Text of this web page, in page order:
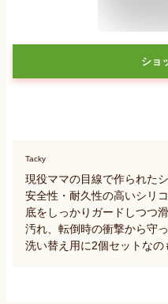
ショ
Tacky
現役ママの目線で作られた
安全性・耐久性の高いシリ
底をしっかりガードしつつ
汚れ、転倒時の衝撃から守
洗い替え用に2個セットなの